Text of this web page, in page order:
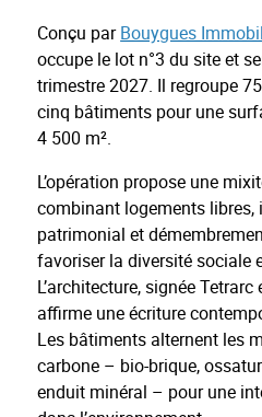
Conçu parBouygues
occupe le lot n°3 du site et
trimestre 2027. Il regroupe
cinq bâtiments pour une
4 500 m².
L’opération propose une
combinant logements libres,
patrimonial et
favoriser la diversité sociale
L’architecture, signée
affirme une écriture
Les bâtiments alternent les
carbone – bio-brique,
enduit minéral – pour une